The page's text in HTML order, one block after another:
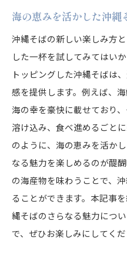
海の恵みを活かした沖縄
沖縄そばの新しい楽しみ方
した一杯を試してみてはい
トッピングした沖縄そばは
感を提供します。例えば、
海の幸を豪快に載せており
溶け込み、食べ進めるごと
のように、海の恵みを活か
なる魅力を楽しめるのが醍
の海産物を味わうことで、
ることができます。本記事
縄そばのさらなる魅力につ
で、ぜひお楽しみにしてくだ